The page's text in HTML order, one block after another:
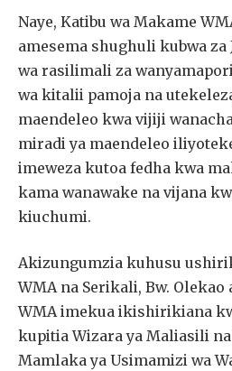
Naye, Katibu wa Makame
amesema shughuli kubwa
wa rasilimali za
wa kitalii pamoja na
maendeleo kwa vijiji
miradi ya maendeleo
imeweza kutoa fedha kwa
kama wanawake na vijana
kiuchumi.
Akizungumzia kuhusu
WMA na Serikali, Bw. Olekao
WMA imekua ikishirikiana
kupitia Wizara ya Maliasili
Mamlaka ya Usimamizi wa